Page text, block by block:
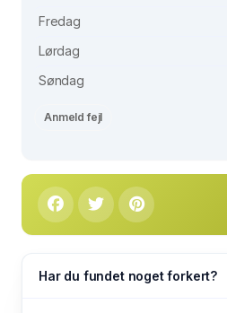
Fredag
Lørdag
Søndag
Anmeld fejl
Har du fundet noget forkert?